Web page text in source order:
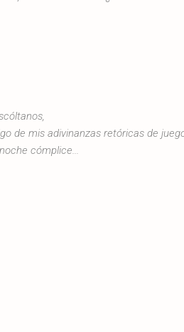
de mis adivinanzas retóricas de
cómplice...